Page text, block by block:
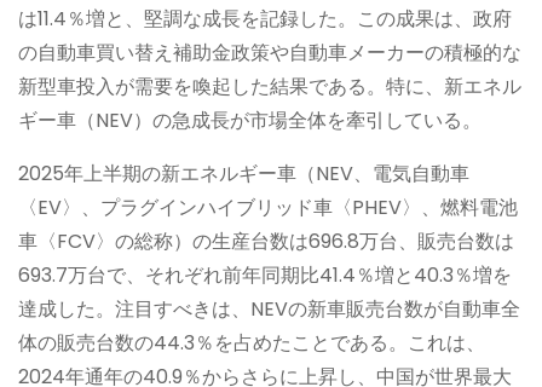
は11.4％増と、堅調な成長を記録した。この成果は、政府
の自動車買い替え補助金政策や自動車メーカーの積極的な
新型車投入が需要を喚起した結果である。特に、新エネル
ギー車（NEV）の急成長が市場全体を牽引している。
2025年上半期の新エネルギー車（NEV、電気自動車
〈EV〉、プラグインハイブリッド車〈PHEV〉、燃料電池
車〈FCV〉の総称）の生産台数は696.8万台、販売台数は
693.7万台で、それぞれ前年同期比41.4％増と40.3％増を
達成した。注目すべきは、NEVの新車販売台数が自動車全
体の販売台数の44.3％を占めたことである。これは、
2024年通年の40.9％からさらに上昇し、中国が世界最大